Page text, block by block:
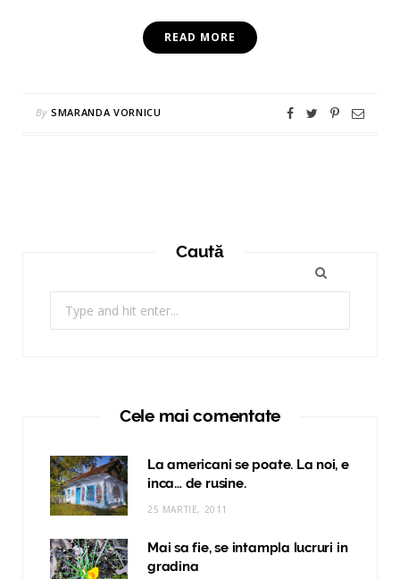
READ MORE
By SMARANDA VORNICU
Caută
for:
Cele mai comentate
La americani se poate. La noi, e
inca… de rusine.
25 MARTIE, 2011
Mai sa fie, se intampla lucruri in
gradina